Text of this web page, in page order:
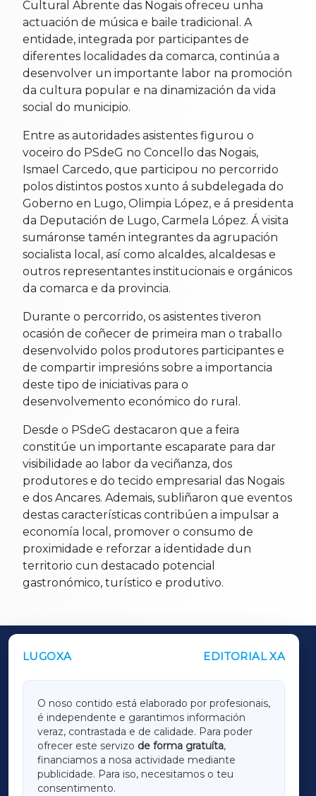
Cultural Abrente das Nogais ofreceu unha
actuación de música e baile tradicional. A
entidade, integrada por participantes de
diferentes localidades da comarca, continúa a
desenvolver un importante labor na promoción
da cultura popular e na dinamización da vida
social do municipio.
Entre as autoridades asistentes figurou o
voceiro do PSdeG no Concello das Nogais,
Ismael Carcedo, que participou no percorrido
polos distintos postos xunto á subdelegada do
Goberno en Lugo, Olimpia López, e á presidenta
da Deputación de Lugo, Carmela López. Á visita
sumáronse tamén integrantes da agrupación
socialista local, así como alcaldes, alcaldesas e
outros representantes institucionais e orgánicos
da comarca e da provincia.
Durante o percorrido, os asistentes tiveron
ocasión de coñecer de primeira man o traballo
desenvolvido polos produtores participantes e
de compartir impresións sobre a importancia
deste tipo de iniciativas para o
desenvolvemento económico do rural.
Desde o PSdeG destacaron que a feira
constitúe un importante escaparate para dar
visibilidade ao labor da veciñanza, dos
produtores e do tecido empresarial das Nogais
e dos Ancares. Ademais, subliñaron que eventos
destas características contribúen a impulsar a
economía local, promover o consumo de
proximidade e reforzar a identidade dun
territorio cun destacado potencial
gastronómico, turístico e produtivo.
LUGOXA EDITORIAL XA
O noso contido está elaborado por profesionais,
é independente e garantimos información
veraz, contrastada e de calidade. Para poder
ofrecer este servizo de forma gratuíta,
financiamos a nosa actividade mediante
publicidade. Para iso, necesitamos o teu
consentimento.
OUTROS PERIÓDICOS
LUGOXA
TERRACHAXA